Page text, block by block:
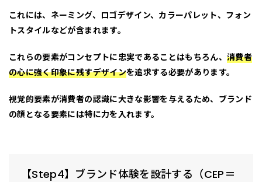
これには、 ネーミング、 ロゴデザイン、 カラーパレット、 フォン
トスタイルなどが含まれます。
これらの要素がコンセプトに忠実であることはもちろん、消費者
の心に強く印象に残すデザインを追求する必要があります。
視覚的要素が消費者の認識に大きな影響を与えるため、ブランド
の顔となる要素には特に力を入れます。
【Step4】ブランド体験を設計する（CEP＝